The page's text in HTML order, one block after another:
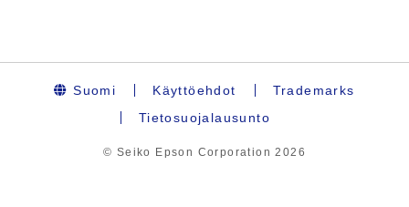
Suomi Käyttöehdot
Trademarks
Tietosuojalausunto
© Seiko Epson Corporation2026